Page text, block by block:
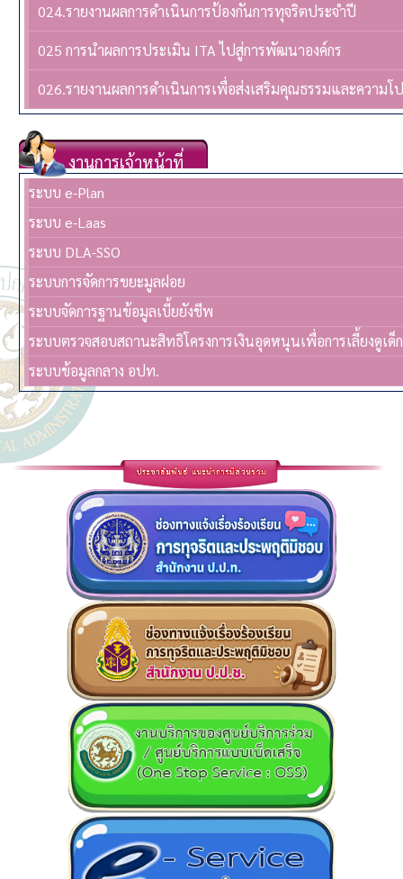
024.รายงานผลการดำเนินการป้องกันการทุจริตประจำปี
025 การนำผลการประเมิน ITA ไปสู่การพัฒนาองค์กร
026.รายงานผลการดำเนินการเพื่อส่งเสริมคุณธรรมและความ
งานการเจ้าหน้าที่
ระบบ e-Plan
ระบบ e-Laas
ระบบ DLA-SSO
ระบบการจัดการขยะมูลฝอย
ระบบจัดการฐานข้อมูลเบี้ยยังชีพ
ระบบตรวจสอบสถานะสิทธิโครงการเงินอุดหนุนเพื่อการเลี้ยงดูเด็
ระบบข้อมูลกลาง อปท.